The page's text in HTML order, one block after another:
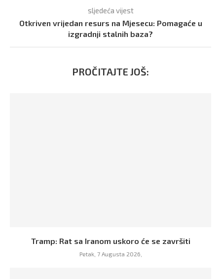
sljedeća vijest
Otkriven vrijedan resurs na Mjesecu: Pomagaće u
izgradnji stalnih baza?
PROČITAJTE JOŠ:
Tramp: Rat sa Iranom uskoro će se završiti
Petak, 7 Augusta 2026,